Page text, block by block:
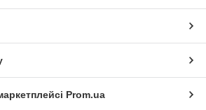
Prom.ua